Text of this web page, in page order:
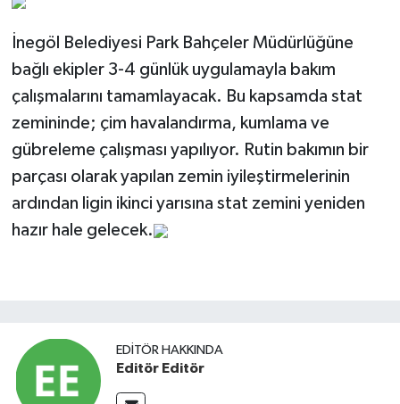
İnegöl Belediyesi Park Bahçeler Müdürlüğüne
bağlı ekipler 3-4 günlük uygulamayla bakım
çalışmalarını tamamlayacak. Bu kapsamda stat
zemininde; çim havalandırma, kumlama ve
gübreleme çalışması yapılıyor. Rutin bakımın bir
parçası olarak yapılan zemin iyileştirmelerinin
ardından ligin ikinci yarısına stat zemini yeniden
hazır hale gelecek.
EDITÖR HAKKINDA
Editör Editör